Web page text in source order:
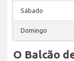
Sábado
Domingo
O Balcão